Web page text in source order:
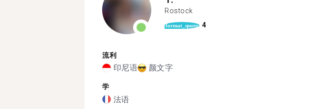
Rostock
format_quote 4
流利
印尼语 颜文字
学
法语